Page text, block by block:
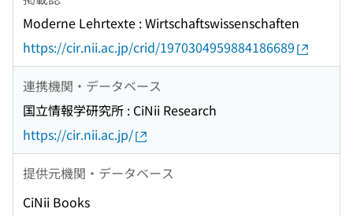
Moderne Lehrtexte : Wirtschaftswissenschaften
https://cir.nii.ac.jp/crid/1970304959884186689
連携機関・データベース
国立情報学研究所 : CiNii Research
https://cir.nii.ac.jp/
提供元機関・データベース
CiNii Books